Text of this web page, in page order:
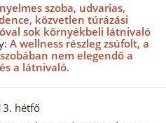
szoba, udvarias,
közvetlen túrázási
sok környékbeli látnivaló
A wellness részleg zsúfolt, a
nem elegendő a
a látnivaló.
hétfő